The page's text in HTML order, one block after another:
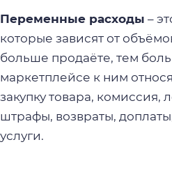
Переменные расходы –
которые зависят от
больше продаёте, тем
маркетплейсе к ним
закупку товара, комиссия,
штрафы, возвраты,
услуги.